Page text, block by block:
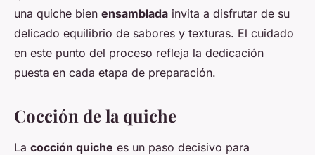
una quiche bien ensamblada invita a disfrutar de su
delicado equilibrio de sabores y texturas. El cuidado
en este punto del proceso refleja la dedicación
puesta en cada etapa de preparación.
Cocción de la quiche
La cocción quiche es un paso decisivo para